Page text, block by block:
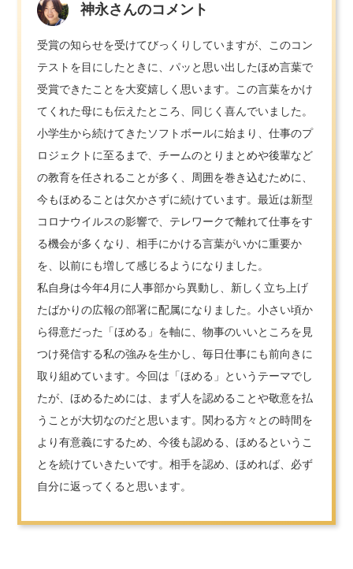
神永さんのコメント
受賞の知らせを受けてびっくりしていますが、このコン
テストを目にしたときに、パッと思い出したほめ言葉で
受賞できたことを大変嬉しく思います。この言葉をかけ
てくれた母にも伝えたところ、同じく喜んでいました。
小学生から続けてきたソフトボールに始まり、仕事のプ
ロジェクトに至るまで、チームのとりまとめや後輩など
の教育を任されることが多く、周囲を巻き込むために、
今もほめることは欠かさずに続けています。最近は新型
コロナウイルスの影響で、テレワークで離れて仕事をす
る機会が多くなり、相手にかける言葉がいかに重要か
を、以前にも増して感じるようになりました。
私自身は今年4月に人事部から異動し、新しく立ち上げ
たばかりの広報の部署に配属になりました。小さい頃か
ら得意だった「ほめる」を軸に、物事のいいところを見
つけ発信する私の強みを生かし、毎日仕事にも前向きに
取り組めています。今回は「ほめる」というテーマでし
たが、ほめるためには、まず人を認めることや敬意を払
うことが大切なのだと思います。関わる方々との時間を
より有意義にするため、今後も認める、ほめるというこ
とを続けていきたいです。相手を認め、ほめれば、必ず
自分に返ってくると思います。